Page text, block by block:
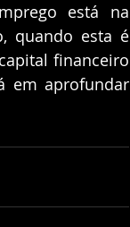
está na
quando esta é
financeiro
em aprofundar